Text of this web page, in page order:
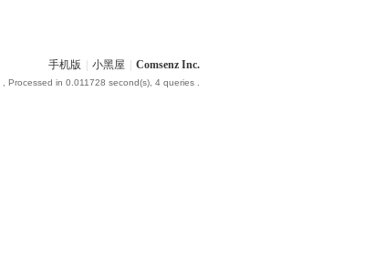
手机版 小黑屋 Comsenz Inc.
, Processed in 0.011728 second(s), 4 queries .